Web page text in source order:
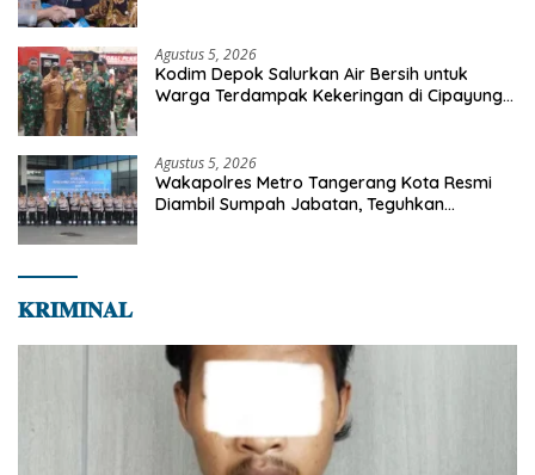
Agustus 5, 2026
Kodim Depok Salurkan Air Bersih untuk
Warga Terdampak Kekeringan di Cipayung
Agustus 5, 2026
Wakapolres Metro Tangerang Kota Resmi
Diambil Sumpah Jabatan, Teguhkan
𝐊𝐑𝐈𝐌𝐈𝐍𝐀𝐋